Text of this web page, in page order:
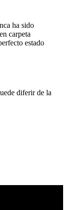
ha sido
carpeta
estado
diferir de la